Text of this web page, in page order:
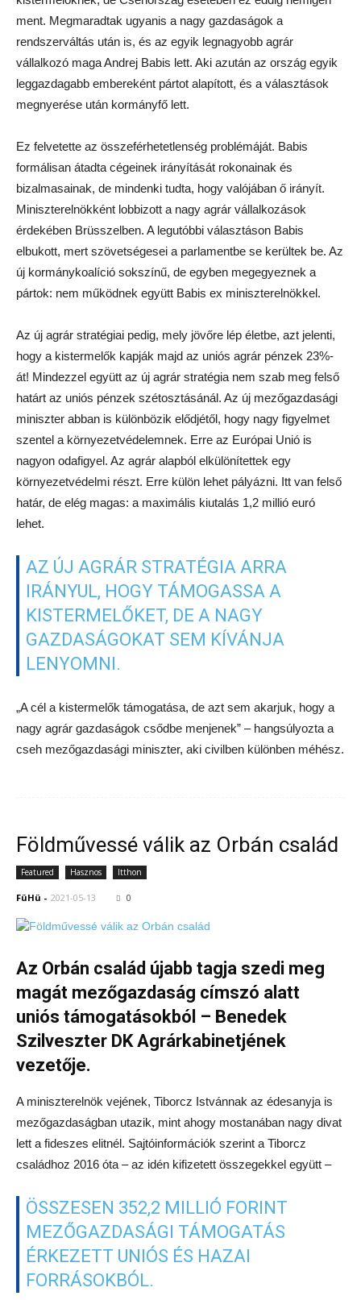
ment. Megmaradtak ugyanis a nagy gazdaságok a
rendszerváltás után is, és az egyik legnagyobb agrár
vállalkozó maga Andrej Babis lett. Aki azután az ország egyik
leggazdagabb embereként pártot alapított, és a választások
megnyerése után kormányfő lett.
Ez felvetette az összeférhetetlenség problémáját. Babis
formálisan átadta cégeinek irányítását rokonainak és
bizalmasainak, de mindenki tudta, hogy valójában ő irányít.
Miniszterelnökként lobbizott a nagy agrár vállalkozások
érdekében Brüsszelben. A legutóbbi választáson Babis
elbukott, mert szövetségesei a parlamentbe se kerültek be. Az
új kormánykoalíció sokszínű, de egyben megegyeznek a
pártok: nem működnek együtt Babis ex miniszterelnökkel.
Az új agrár stratégiai pedig, mely jövőre lép életbe, azt jelenti,
hogy a kistermelők kapják majd az uniós agrár pénzek 23%-
át! Mindezzel együtt az új agrár stratégia nem szab meg felső
határt az uniós pénzek szétosztásánál. Az új mezőgazdasági
miniszter abban is különbözik elődjétől, hogy nagy figyelmet
szentel a környezetvédelemnek. Erre az Európai Unió is
nagyon odafigyel. Az agrár alapból elkülönítettek egy
környezetvédelmi részt. Erre külön lehet pályázni. Itt van felső
határ, de elég magas: a maximális kiutalás 1,2 millió euró
lehet.
AZ ÚJ AGRÁR STRATÉGIA ARRA
IRÁNYUL, HOGY TÁMOGASSA A
KISTERMELŐKET, DE A NAGY
GAZDASÁGOKAT SEM KÍVÁNJA
LENYOMNI.
„A cél a kistermelők támogatása, de azt sem akarjuk, hogy a
nagy agrár gazdaságok csődbe menjenek” – hangsúlyozta a
cseh mezőgazdasági miniszter, aki civilben különben méhész.
Földművessé válik az Orbán család
Featured Hasznos Itthon
FüHü - 2021-05-13 0
Az Orbán család újabb tagja szedi meg
magát mezőgazdaság címszó alatt
uniós támogatásokból – Benedek
Szilveszter DK Agrárkabinetjének
vezetője.
A miniszterelnök vejének, Tiborcz Istvánnak az édesanyja is
mezőgazdaságban utazik, mint ahogy mostanában nagy divat
lett a fideszes elitnél. Sajtóinformációk szerint a Tiborcz
családhoz 2016 óta – az idén kifizetett összegekkel együtt –
ÖSSZESEN 352,2 MILLIÓ FORINT
MEZŐGAZDASÁGI TÁMOGATÁS
ÉRKEZETT UNIÓS ÉS HAZAI
FORRÁSOKBÓL.